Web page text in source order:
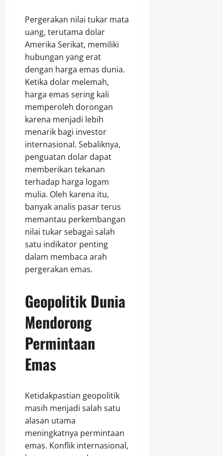
Pergerakan nilai tukar mata
uang, terutama dolar
Amerika Serikat, memiliki
hubungan yang erat
dengan harga emas dunia.
Ketika dolar melemah,
harga emas sering kali
memperoleh dorongan
karena menjadi lebih
menarik bagi investor
internasional. Sebaliknya,
penguatan dolar dapat
memberikan tekanan
terhadap harga logam
mulia. Oleh karena itu,
banyak analis pasar terus
memantau perkembangan
nilai tukar sebagai salah
satu indikator penting
dalam membaca arah
pergerakan emas.
Geopolitik Dunia
Mendorong
Permintaan
Emas
Ketidakpastian geopolitik
masih menjadi salah satu
alasan utama
meningkatnya permintaan
emas. Konflik internasional,